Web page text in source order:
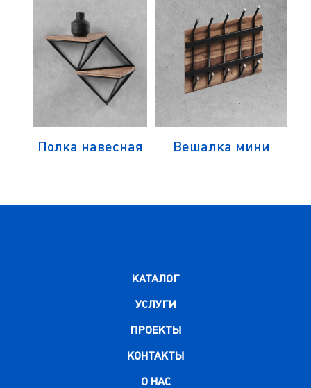
Полка навесная Вешалка мини
КАТАЛОГ
УСЛУГИ
ПРОЕКТЫ
КОНТАКТЫ
О НАС